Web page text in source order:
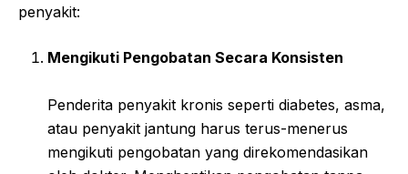
penyakit:
Mengikuti Pengobatan Secara Konsisten
Penderita penyakit kronis seperti diabetes, asma,
atau penyakit jantung harus terus-menerus
mengikuti pengobatan yang direkomendasikan